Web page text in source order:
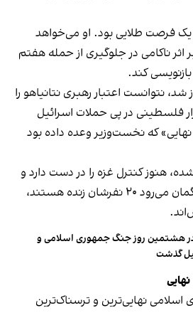
۲۳ خرداد یک فرصت طلایی بود. او می‌خواهد
اثر ناکامی در جلوگیری از حمله هفتم
نتوانست اعتبار رهبری نتانیاهو را
بیش از ۵۵ هزار فلسطینی در پی حملات اسرائیل
که نخست‌وزیر وعده داده بود
هنوز کنترل غزه را در دست دارد و
۵۳ گروگان اسرائیلی که گمان می‌رود ۲۰ نفرشان زنده هستند،
هشتمین روز جنگ جمهوری اسلامی و
گذشت
نهایی
اسلامی نهایی‌ترین و ترسناک‌ترین